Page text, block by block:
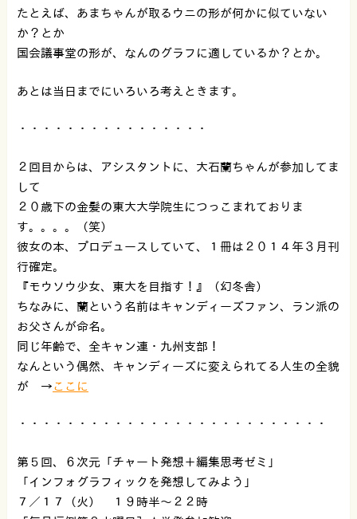
たとえば、あまちゃんが取るウニの形が何かに似ていない
か？とか
国会議事堂の形が、なんのグラフに適しているか？とか。
あとは当日までにいろいろ考えときます。
・・・・・・・・・・・・・・・・
２回目からは、アシスタントに、大石蘭ちゃんが参加してま
して
２０歳下の金髪の東大大学院生につっこまれておりま
す。。。。（笑）
彼女の本、プロデュースしていて、１冊は２０１４年３月刊
行確定。
『モウソウ少女、東大を目指す！』（幻冬舎）
ちなみに、蘭という名前はキャンディーズファン、ラン派の
お父さんが命名。
同じ年齢で、全キャン連・九州支部！
なんという偶然、キャンディーズに変えられてる人生の全貌
が →ここに
・・・・・・・・・・・・・・・・・・・・・・・・・・
第５回、６次元「チャート発想＋編集思考ゼミ」
「インフォグラフィックを発想してみよう」
７／１７（火） １９時半〜２２時